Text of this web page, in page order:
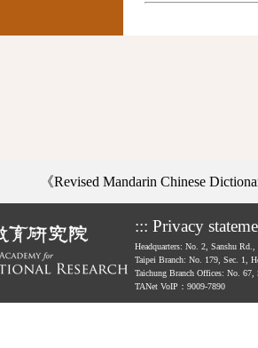
《Revised Mandarin Chinese
::: Privacy
Headquarters: No. 2, Sanshu
Taipei Branch: No. 179, Sec. 1,
Taichung Branch Offices: No.
TANet VoIP：9009-7890